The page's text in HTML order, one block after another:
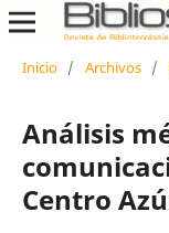
Inicio / Archivos /
Análisis
Centro